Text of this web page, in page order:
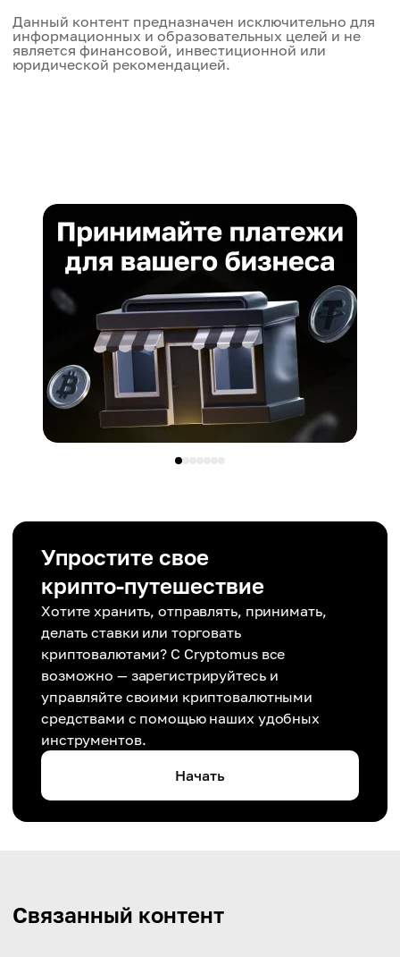
Данный контент предназначен исключительно для
информационных и образовательных целей и не
является финансовой, инвестиционной или
юридической рекомендацией.
Упростите свое
крипто-путешествие
Хотите хранить, отправлять, принимать,
делать ставки или торговать
криптовалютами? С Cryptomus все
возможно — зарегистрируйтесь и
управляйте своими криптовалютными
средствами с помощью наших удобных
инструментов.
Начать
Связанный контент